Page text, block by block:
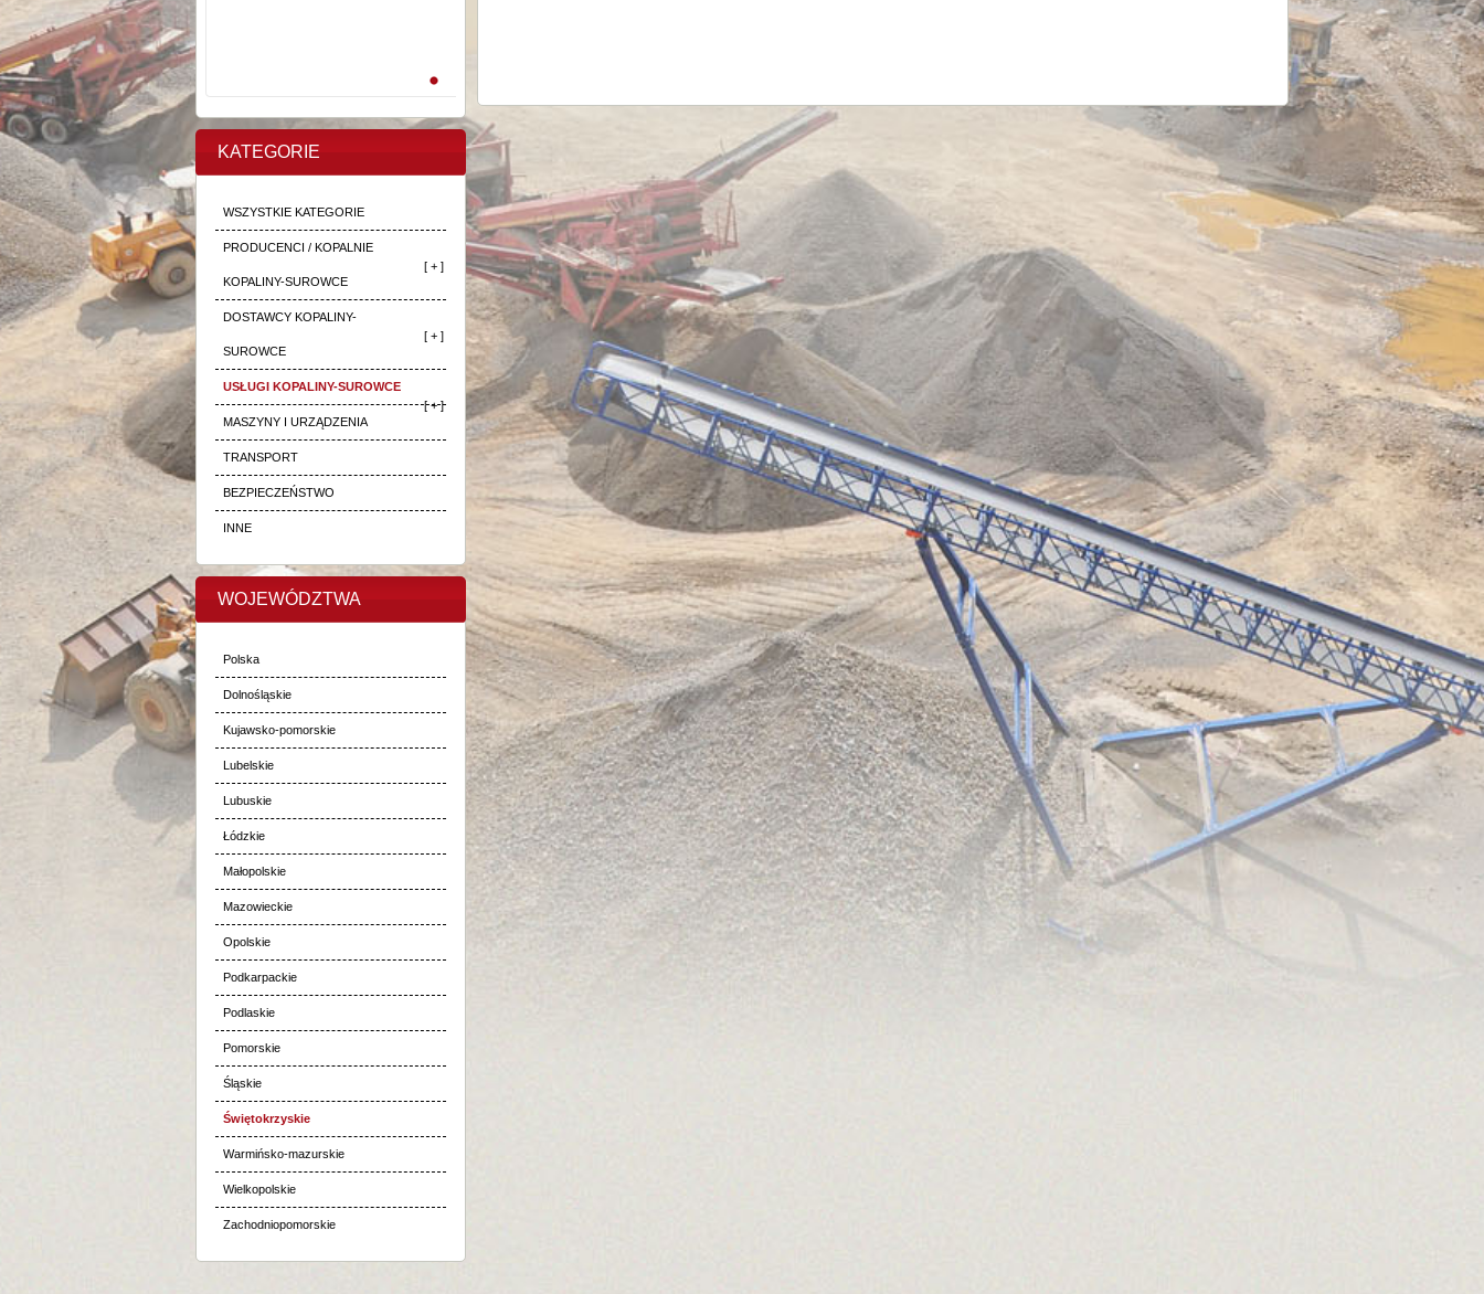
KATEGORIE
WSZYSTKIE KATEGORIE
PRODUCENCI / KOPALNIE
KOPALINY-SUROWCE
[ + ]
DOSTAWCY KOPALINY-
SUROWCE
[ + ]
USŁUGI KOPALINY-SUROWCE
[ + ]
MASZYNY I URZĄDZENIA
TRANSPORT
BEZPIECZEŃSTWO
INNE
WOJEWÓDZTWA
Polska
Dolnośląskie
Kujawsko-pomorskie
Lubelskie
Lubuskie
Łódzkie
Małopolskie
Mazowieckie
Opolskie
Podkarpackie
Podlaskie
Pomorskie
Śląskie
Świętokrzyskie
Warmińsko-mazurskie
Wielkopolskie
Zachodniopomorskie